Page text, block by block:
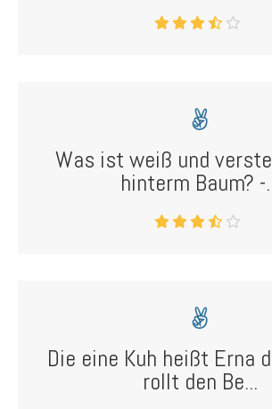
Was ist weiß und
hinterm Baum? -
Die eine Kuh heißt Erna
rollt den Be...